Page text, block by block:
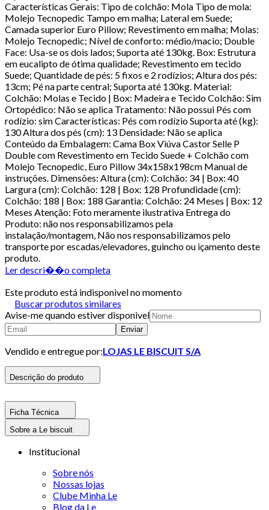
Características Gerais: Tipo de colchão: Mola Tipo de mola:
Molejo Tecnopedic Tampo em malha; Lateral em Suede;
Camada superior Euro Pillow; Revestimento em malha; Molas:
Molejo Tecnopedic; Nível de conforto: médio/macio; Double
Face: Usa-se os dois lados; Suporta até 130kg. Box: Estrutura
em eucalipto de ótima qualidade; Revestimento em tecido
Suede; Quantidade de pés: 5 fixos e 2 rodízios; Altura dos pés:
13cm; Pé na parte central; Suporta até 130kg. Material:
Colchão: Molas e Tecido | Box: Madeira e Tecido Colchão: Sim
Ortopédico: Não se aplica Tratamento: Não possui Pés com
rodízio: sim Características: Pés com rodízio Suporta até (kg):
130 Altura dos pés (cm): 13 Densidade: Não se aplica
Conteúdo da Embalagem: Cama Box Viúva Castor Selle P
Double com Revestimento em Tecido Suede + Colchão com
Molejo Tecnopedic, Euro Pillow 34x158x198cm Manual de
instruções. Dimensões: Altura (cm): Colchão: 34 | Box: 40
Largura (cm): Colchão: 128 | Box: 128 Profundidade (cm):
Colchão: 188 | Box: 188 Garantia: Colchão: 24 Meses | Box: 12
Meses Atenção: Foto meramente ilustrativa Entrega do
Produto: não nos responsabilizamos pela
instalação/montagem, Não nos responsabilizamos pelo
transporte por escadas/elevadores, guincho ou içamento deste
produto.
Ler descri��o completa
Este produto está indisponivel no momento
Buscar produtos similares
Avise-me quando estiver disponivel
Enviar
Vendido e entregue por:LOJAS LE BISCUIT S/A
Descrição do produto
Ficha Técnica
Sobre a Le biscuit
Institucional
Sobre nós
Nossas lojas
Clube Minha Le
Blog da Le